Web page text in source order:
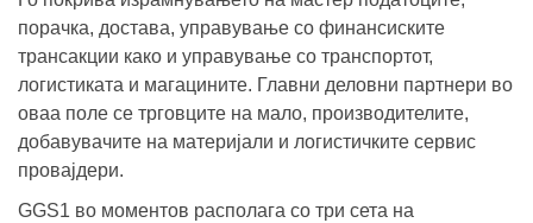
порачка, достава, управување со финансиските
трансакции како и управување со транспортот,
логистиката и магацините. Главни деловни партнери во
оваа поле се трговците на мало, производителите,
добавувачите на материјали и логистичките сервис
провајдери.
GGS1 во моментов располага со три сета на